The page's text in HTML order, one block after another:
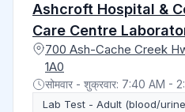
Ashcroft Hospital &
Care Centre
700 Ash-Cache Creek
1A0
सोमवार - शुक्रवार: 7:40 AM -
Lab Test - Adult (blood/